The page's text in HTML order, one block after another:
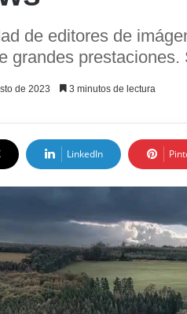
de editores de
grandes
de 2023 3 minutos de lectura
LinkedIn